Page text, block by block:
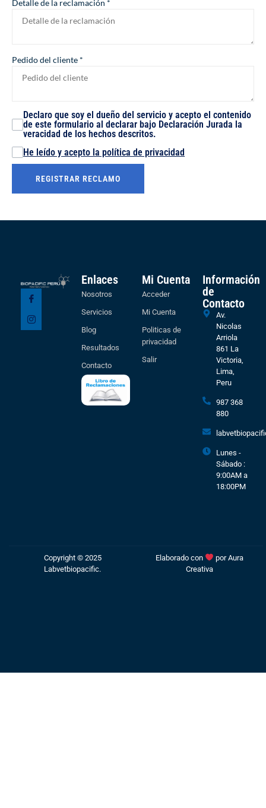
Detalle de la reclamación *
Pedido del cliente *
Declaro que soy el dueño del servicio y acepto el contenido
de este formulario al declarar bajo Declaración Jurada la
veracidad de los hechos descritos.
He leído y acepto la política de privacidad
REGISTRAR RECLAMO
Enlaces
Nosotros
Servicios
Blog
Resultados
Contacto
Mi Cuenta
Acceder
Mi Cuenta
Politicas de
privacidad
Salir
Información
de
Contacto
Av.
Nicolas
Arriola
861 La
Victoria,
Lima,
Peru
987 368
880
Lunes -
Sábado :
9:00AM a
18:00PM
Copyright © 2025
Labvetbiopacific.
Elaborado con porAura
Creativa